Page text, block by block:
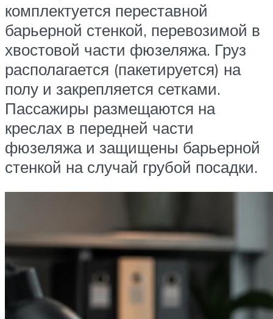
комплектуется переставной
барьерной стенкой, перевозимой в
хвостовой части фюзеляжа. Груз
располагается (пакетируется) на
полу и закрепляется сетками.
Пассажиры размещаются на
креслах в передней части
фюзеляжа и защищены барьерной
стенкой на случай грубой посадки.